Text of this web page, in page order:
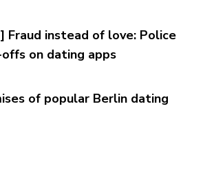
Fraud instead of love: Police
on dating apps
of popular Berlin dating